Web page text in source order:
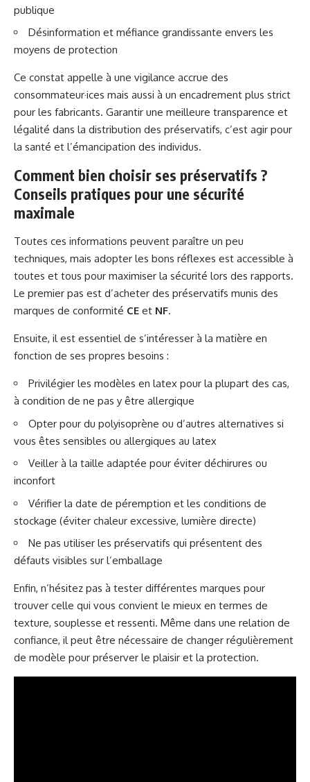
publique
Désinformation et méfiance grandissante envers les
moyens de protection
Ce constat appelle à une vigilance accrue des
consommateur·ices mais aussi à un encadrement plus strict
pour les fabricants. Garantir une meilleure transparence et
légalité dans la distribution des préservatifs, c’est agir pour
la santé et l’émancipation des individus.
Comment bien choisir ses préservatifs ?
Conseils pratiques pour une sécurité
maximale
Toutes ces informations peuvent paraître un peu
techniques, mais adopter les bons réflexes est accessible à
toutes et tous pour maximiser la sécurité lors des rapports.
Le premier pas est d’acheter des préservatifs munis des
marques de conformité CE et NF.
Ensuite, il est essentiel de s’intéresser à la matière en
fonction de ses propres besoins :
Privilégier les modèles en latex pour la plupart des cas,
à condition de ne pas y être allergique
Opter pour du polyisoprène ou d’autres alternatives si
vous êtes sensibles ou allergiques au latex
Veiller à la taille adaptée pour éviter déchirures ou
inconfort
Vérifier la date de péremption et les conditions de
stockage (éviter chaleur excessive, lumière directe)
Ne pas utiliser les préservatifs qui présentent des
défauts visibles sur l’emballage
Enfin, n’hésitez pas à tester différentes marques pour
trouver celle qui vous convient le mieux en termes de
texture, souplesse et ressenti. Même dans une relation de
confiance, il peut être nécessaire de changer régulièrement
de modèle pour préserver le plaisir et la protection.